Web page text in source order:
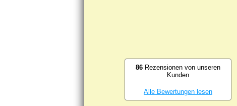
86 Rezensionen von unseren
Kunden
Alle Bewertungen lesen